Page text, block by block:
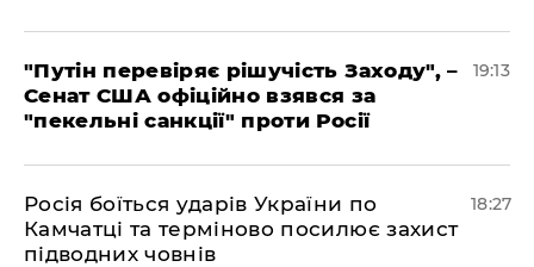
​"Путін перевіряє рішучість Заходу", –
Сенат США офіційно взявся за
"пекельні санкції" проти Росії
19:13
​Росія боїться ударів України по
Камчатці та терміново посилює захист
підводних човнів
18:27